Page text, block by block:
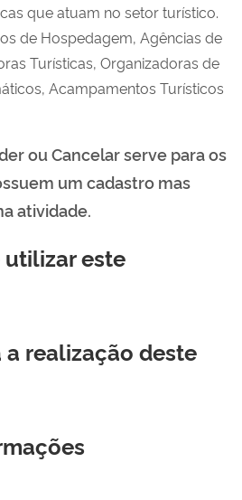
que atuam no setor turístico.
de Hospedagem, Agências de
Turísticas, Organizadoras de
Acampamentos Turísticos
ou Cancelar serve para os
um cadastro mas
atividade.
este
a realização deste